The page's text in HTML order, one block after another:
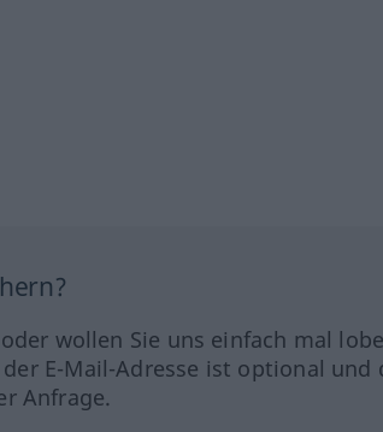
wollen Sie uns einfach mal
E-Mail-Adresse ist optional und
Anfrage.